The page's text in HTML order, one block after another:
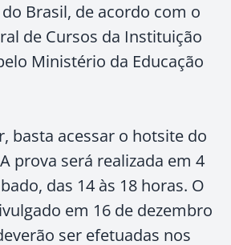
Brasil, de acordo com o
de Cursos da Instituição
Ministério da Educação
basta acessar o hotsite do
prova será realizada em 4
das 14 às 18 horas. O
em 16 de dezembro
ser efetuadas nos